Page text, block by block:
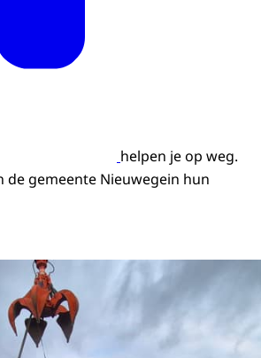
helpen je op weg.
de gemeente Nieuwegein hun